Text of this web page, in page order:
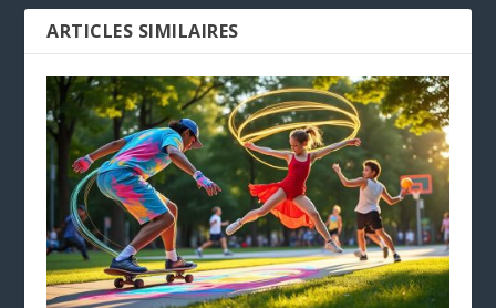
ARTICLES SIMILAIRES